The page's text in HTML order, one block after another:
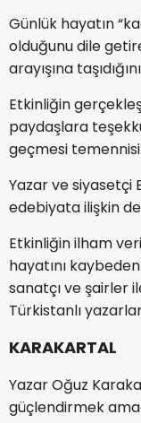
Günlük hayatın
olduğunu dile
arayışına
Etkinliğin
paydaşlara
geçmesi
Yazar ve siyasetçi
edebiyata ilişkin
Etkinliğin ilham
hayatını
sanatçı ve şairler
Türkistanlı
KARAKARTAL
Yazar Oğuz
güçlendirmek